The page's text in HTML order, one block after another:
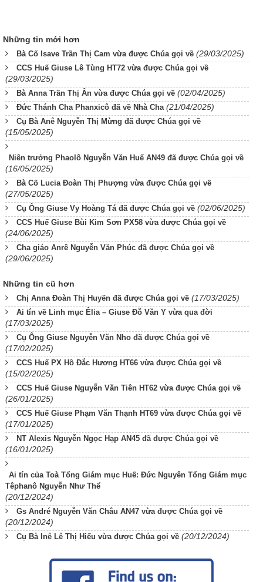
Những tin mới hơn
Bà Cố Isave Trần Thị Cam vừa được Chúa gọi về (29/03/2025)
CCS Huế Giuse Lê Tùng HT72 vừa được Chúa gọi về
(29/03/2025)
Bà Anna Trần Thị Ân vừa được Chúa gọi về (02/04/2025)
Đức Thánh Cha Phanxicô đã về Nhà Cha (21/04/2025)
Cụ Bà Anê Nguyễn Thị Mừng đã được Chúa gọi về
(15/05/2025)
Niên trưởng Phaolô Nguyễn Văn Huế AN49 đã được Chúa gọi về
(16/05/2025)
Bà Cố Lucia Đoàn Thị Phượng vừa được Chúa gọi về
(27/05/2025)
Cụ Ông Giuse Vy Hoàng Tá đã được Chúa gọi về (02/06/2025)
CCS Huế Giuse Bùi Kim Sơn PX58 vừa được Chúa gọi về
(24/06/2025)
Cha giáo Anrê Nguyễn Văn Phúc đã được Chúa gọi về
(29/06/2025)
Những tin cũ hơn
Chị Anna Đoàn Thị Huyến đã được Chúa gọi về (17/03/2025)
Ai tín về Linh mục Êlia – Giuse Đỗ Văn Y vừa qua đời
(17/03/2025)
Cụ Ông Giuse Nguyễn Văn Nho đã được Chúa gọi về
(17/02/2025)
CCS Huế PX Hồ Đắc Hương HT66 vừa được Chúa gọi về
(15/02/2025)
CCS Huế Giuse Nguyễn Văn Tiên HT62 vừa được Chúa gọi về
(26/01/2025)
CCS Huế Giuse Phạm Văn Thạnh HT69 vừa được Chúa gọi về
(17/01/2025)
NT Alexis Nguyễn Ngọc Hạp AN45 đã được Chúa gọi về
(16/01/2025)
Ai tín của Toà Tổng Giám mục Huế: Đức Nguyên Tổng Giám mục
Têphanô Nguyễn Như Thể
(20/12/2024)
Gs André Nguyễn Văn Châu AN47 vừa được Chúa gọi về
(20/12/2024)
Cụ Bà Inê Lê Thị Hiếu vừa được Chúa gọi về (20/12/2024)